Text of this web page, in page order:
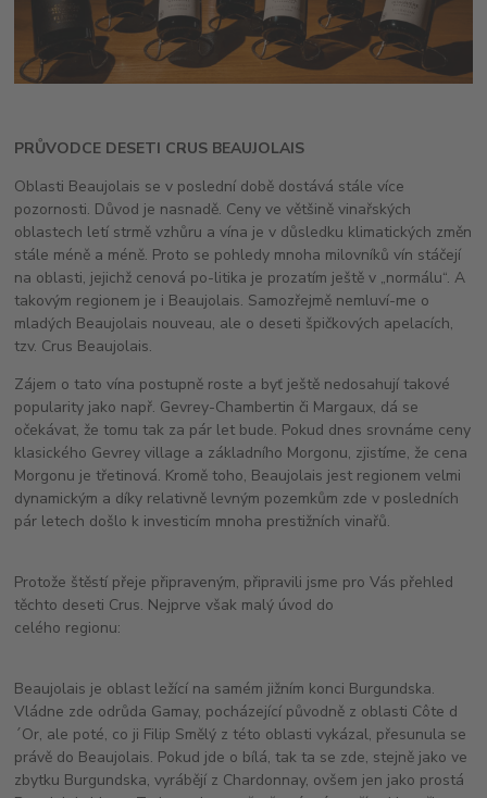
PRŮVODCE DESETI CRUS BEAUJOLAIS
Oblasti Beaujolais se v poslední době dostává stále více
pozornosti. Důvod je nasnadě. Ceny ve většině vinařských
oblastech letí strmě vzhůru a vína je v důsledku klimatických změn
stále méně a méně. Proto se pohledy mnoha milovníků vín stáčejí
na oblasti, jejichž cenová po-litika je prozatím ještě v „normálu“. A
takovým regionem je i Beaujolais. Samozřejmě nemluví-me o
mladých Beaujolais nouveau, ale o deseti špičkových apelacích,
tzv. Crus Beaujolais.
Zájem o tato vína postupně roste a byť ještě nedosahují takové
popularity jako např. Gevrey-Chambertin či Margaux, dá se
očekávat, že tomu tak za pár let bude. Pokud dnes srovnáme ceny
klasického Gevrey village a základního Morgonu, zjistíme, že cena
Morgonu je třetinová. Kromě toho, Beaujolais jest regionem velmi
dynamickým a díky relativně levným pozemkům zde v posledních
pár letech došlo k investicím mnoha prestižních vinařů.
Protože štěstí přeje připraveným, připravili jsme pro Vás přehled
těchto deseti Crus. Nejprve však malý úvod do
celého regionu:
Beaujolais je oblast ležící na samém jižním konci Burgundska.
Vládne zde odrůda Gamay, pocházející původně z oblasti Côte d
´Or, ale poté, co ji Filip Smělý z této oblasti vykázal, přesunula se
právě do Beaujolais. Pokud jde o bílá, tak ta se zde, stejně jako ve
zbytku Burgundska, vyrábějí z Chardonnay, ovšem jen jako prostá